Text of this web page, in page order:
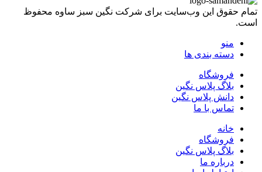
تمام حقوق اين وب‌سايت برای شرکت نگین سبز ساوه محفوظ
است.
منو
دسته بندی ها
فروشگاه
بلاگ پلاس نگین
دانش پلاس نگین
تماس با ما
خانه
فروشگاه
بلاگ پلاس نگین
درباره ما